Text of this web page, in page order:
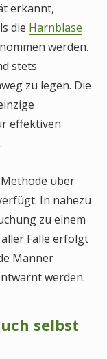
erkannt,
die Harnblase
werden.
stets
zu legen. Die
effektiven
über
In nahezu
zu einem
Fälle erfolgt
Männer
werden.
selbst